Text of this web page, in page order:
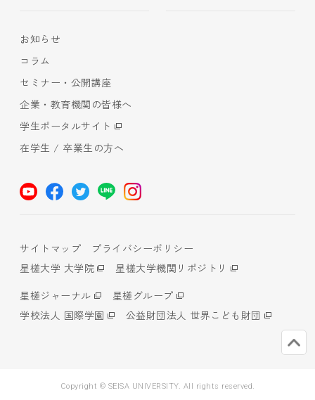
お知らせ
コラム
セミナー・公開講座
企業・教育機関の皆様へ
学生ポータルサイト
在学生 / 卒業生の方へ
サイトマップ
プライバシーポリシー
星槎大学 大学院
星槎大学機関リポジトリ
星槎ジャーナル
星槎グループ
学校法人 国際学園
公益財団法人 世界こども財団
Copyright © SEISA UNIVERSITY. All rights reserved.